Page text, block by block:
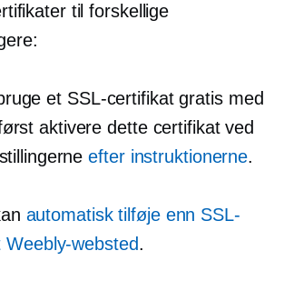
til forskellige
et SSL-certifikat gratis med
aktivere dette certifikat ved
efter instruktionerne.
automatisk tilføje enn SSL-
websted.